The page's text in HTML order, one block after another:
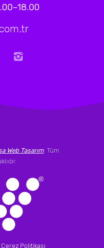
Web Tasarım. Tüm
Çerez Politikası